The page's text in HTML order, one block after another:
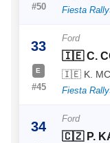
#50 Fiesta
33
E
#45
Ford
🇮🇪 C.
🇮🇪 K.
Fiesta
34
Ford
🇨🇿 P.